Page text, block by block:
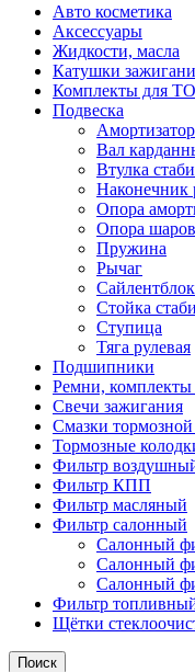
Авто косметика
Аксессуары
Жидкости, масла
Катушки
Комплекты для ТО
Подвеска
Амортизатор
Вал
Втулка
Наконечник
Опора
Опора
Пружина
Рычаг
Сайлентблок
Стойка
Ступица
Тяга рулевая
Подшипники
Ремни,
Свечи зажигания
Смазки
Тормозные
Фильтр
Фильтр КПП
Фильтр масляный
Фильтр салонный
Салонный
Салонный
Салонный
Фильтр
Щётки
Поиск